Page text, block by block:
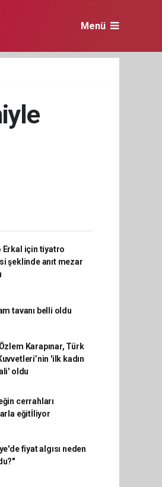
Menü
Erkal için tiyatro
şeklinde anıt mezar
tavanı belli oldu
Karapınar, Türk
'ilk kadın
oldu
cerrahları
eğitİliyor
fiyat algısı neden